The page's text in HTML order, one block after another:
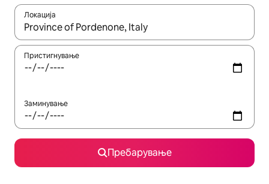
Локација
Кога резултатите се достапни, движете се со копчињата
Пристигнување
Заминување
Пребарување